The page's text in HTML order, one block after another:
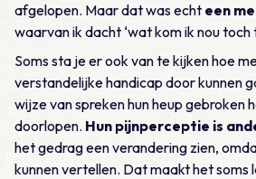
afgelopen. Maar dat was echt een
waarvan ik dacht ‘wat kom ik nou toch
Soms sta je er ook van te kijken hoe
verstandelijke handicap door kunnen
wijze van spreken hun heup gebroken
doorlopen. Hun pijnperceptie is
het gedrag een verandering zien,
kunnen vertellen. Dat maakt het soms